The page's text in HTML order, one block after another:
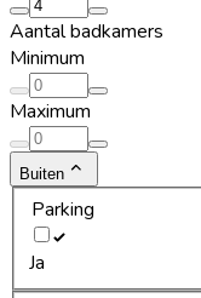
Aantal badkamers
Minimum
Maximum
Buiten
Parking
Ja